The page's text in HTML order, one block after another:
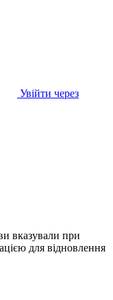
Увійти через
вказували при
для відновлення